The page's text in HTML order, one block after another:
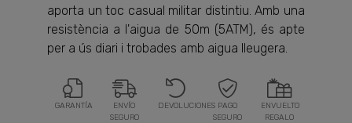
aporta un toc casual militar distintiu. Amb una
resistència a l'aigua de 50m (5ATM), és apte
per a ús diari i trobades amb aigua lleugera.
GARANTÍA
ENVÍO
SEGURO
DEVOLUCIONES PAGO
SEGURO
ENVUELTO
REGALO